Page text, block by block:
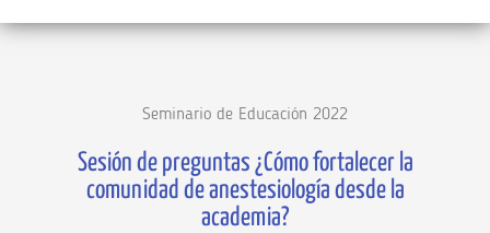
Seminario de Educación 2022
Sesión de preguntas ¿Cómo fortalecer la
comunidad de anestesiología desde la
academia?